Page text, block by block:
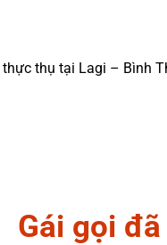
thực thụ tại Lagi – Bình
Gái gọi